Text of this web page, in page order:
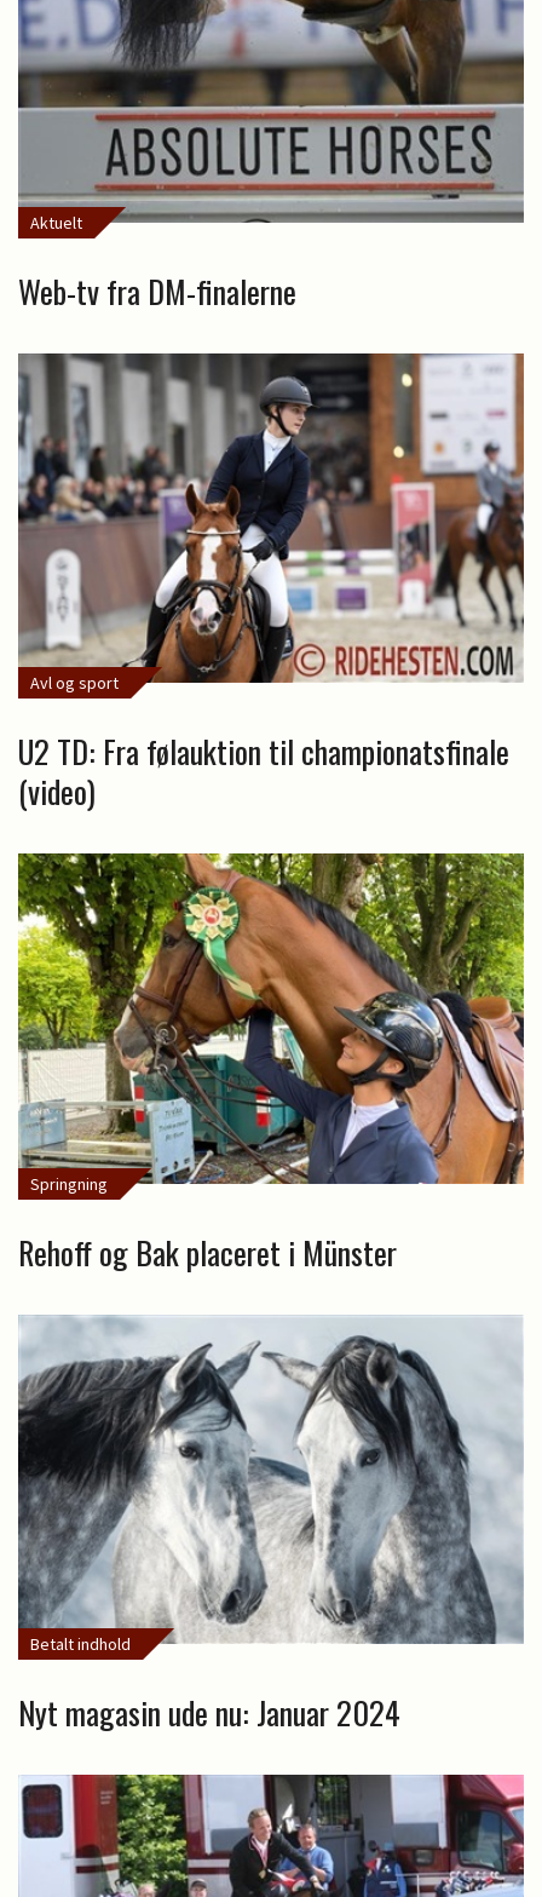
Aktuelt
Web-tv fra DM-finalerne
Avl og sport
U2 TD: Fra følauktion til championatsfinale
(video)
Springning
Rehoff og Bak placeret i Münster
Betalt indhold
Nyt magasin ude nu: Januar 2024